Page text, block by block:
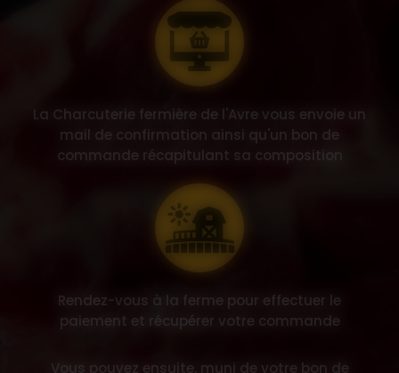
La Charcuterie fermière de l'Avre vous envoie un
mail de confirmation ainsi qu'un bon de
commande récapitulant sa composition
Rendez-vous à la ferme pour effectuer le
paiement et récupérer votre commande
Vous pouvez ensuite, muni de votre bon de